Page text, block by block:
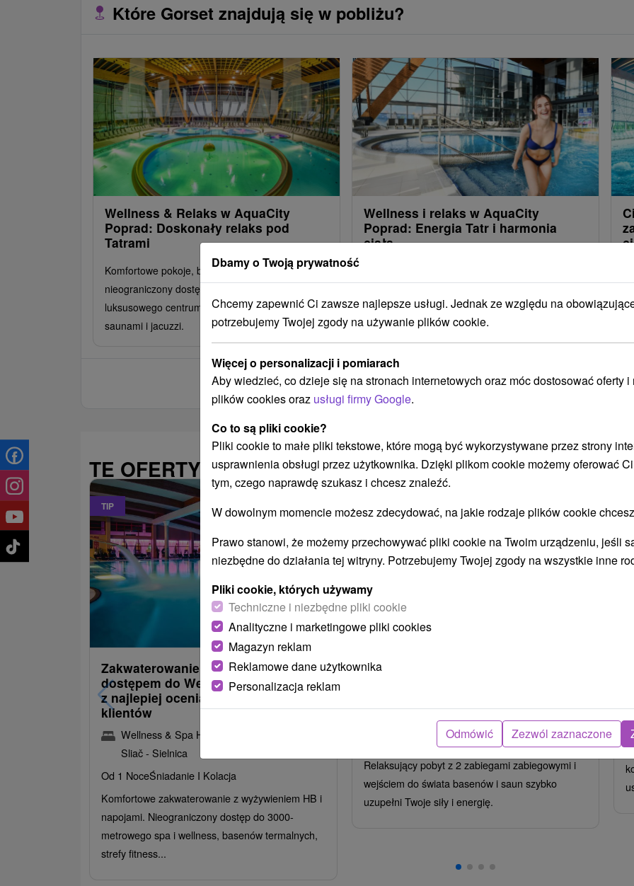
Które Gorset znajdują się w pobliżu?
Wellness & Relaks w AquaCity
Poprad: Doskonały relaks pod
Tatrami
Komfortowe pokoje, bogate wyżywienie HB,
nieograniczony dostęp do aquaparku i
luksusowego centrum wellness z basenami,
saunami i jacuzzi.
Wellness i relaks w AquaCity
Poprad: Energia Tatr i harmonia
ciała
nowych sił w sercu Tatr.
Załaduj więcej
TE OFERTY MOGĄ PAŃSTWO BYĆ TAKŻE
TIP
od486,09zł
Zakwaterowanie z obiadokolacją i
dostępem do Wellness i Spa: Jeden
z najlepiej ocenianych hoteli przez
klientów
Wellness & Spa Hotel Kaskady
Sliač - Sielnica
Od 1 NoceŚniadanie I Kolacja
Komfortowe zakwaterowanie z wyżywieniem HB i
napojami. Nieograniczony dostęp do 3000-
metrowego spa i wellness, basenów termalnych,
strefy fitness...
Intensywny pobyt MINI RELAX:
★★★Trenczańskie Teplice
Śniadanie I Kolacja
Relaksujący pobyt z 2 zabiegami zabiegowymi i
wejściem do świata basenów i saun szybko
uzupełni Twoje siły i energię.
Dbamy o Twoją prywatność
Chcemy zapewnić Ci zawsze najlepsze usługi. Jednak ze względu na
potrzebujemy Twojej zgody na używanie plików cookie.
Więcej o personalizacji i pomiarach
Aby wiedzieć, co dzieje się na stronach internetowych oraz móc dostosować oferty i
plików cookies oraz usługi firmy Google.
Co to są pliki cookie?
Pliki cookie to małe pliki tekstowe, które mogą być wykorzystywane przez strony
usprawnienia obsługi przez użytkownika. Dzięki plikom cookie możemy oferować
tym, czego naprawdę szukasz i chcesz znaleźć.
W dowolnym momencie możesz zdecydować, na jakie rodzaje plików cookie
Prawo stanowi, że możemy przechowywać pliki cookie na Twoim urządzeniu, jeśli
niezbędne do działania tej witryny. Potrzebujemy Twojej zgody na wszystkie inne
Pliki cookie, których używamy
Techniczne i niezbędne pliki cookie
Analityczne i marketingowe pliki cookies
Magazyn reklam
Reklamowe dane użytkownika
Personalizacja reklam
Odmówić Zezwól zaznaczone